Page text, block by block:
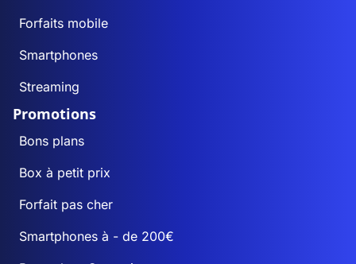
Forfaits mobile
Smartphones
Streaming
Promotions
Bons plans
Box à petit prix
Forfait pas cher
Smartphones à - de 200€